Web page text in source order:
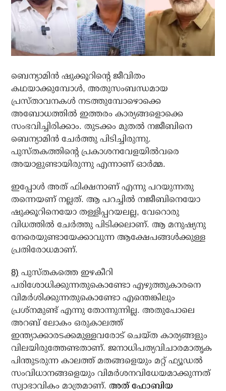
ബെന്യാമിന്‍ ഷുക്കൂറിന്റെ ജീവിതം
കഥയാക്കുമ്പോള്‍, അതുസംബന്ധമായ
പ്രസ്താവനകള്‍ നടത്തുമ്പോഴൊക്കെ
അബോധത്തില്‍ ഇത്തരം കാര്യങ്ങളൊക്കെ
സംഭവിച്ചിരിക്കാം. തുടക്കം മുതല്‍ നജീബിനെ
ബെന്യാമിന്‍ ചേര്‍ത്തു പിടിച്ചിരുന്നു.
പുസ്തകത്തിന്റെ പ്രകാശനവേളയില്‍വരെ
അയാളുണ്ടായിരുന്നു എന്നാണ് ഓര്‍മ്മ.
ഇപ്പോള്‍ അത് ഫിക്ഷനാണ് എന്നു പറയുന്നതു
തന്നെയണ് നല്ലത്. ആ പറച്ചില്‍ നജീബിനെയോ
ഷുക്കൂറിനെയോ തള്ളിപ്പറയലല്ല, വേറൊരു
വിധത്തില്‍ ചേര്‍ത്തു പിടിക്കലാണ്. ആ മനുഷ്യനു
നേരെയുണ്ടായേക്കാവുന്ന ആക്ഷേപങ്ങള്‍ക്കുള്ള
പ്രതിരോധമാണ്.
8) പുസ്തകത്തെ ഇഴകീറി
പരിശോധിക്കുന്നതുകൊണ്ടോ എഴുത്തുകാരനെ
വിമര്‍ശിക്കുന്നതുകൊണ്ടോ എന്തെങ്കിലും
പ്രശ്‌നമുണ്ട് എന്നു തോന്നുന്നില്ല. അതുപോലെ
അറബ് ലോകം ഒരുകാലത്ത്
ഇന്ത്യാക്കാരടക്കമുള്ളവരോട് ചെയ്ത കാര്യങ്ങളും
വിലയിരുത്തേണ്ടതാണ്. ജനാധിപത്യവിചാരമാതൃക
പിന്തുടരുന്ന കാലത്ത് മതങ്ങളെയും മറ്റ് ഫ്യൂഡല്‍
സംവിധാനങ്ങളെയും വിമര്‍ശനവിധേയമാക്കുന്നത്
സ്വാഭാവികം മാത്രമാണ്.അത് ഫോബിയ